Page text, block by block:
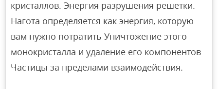
кристаллов. Энергия разрушения решетки.
Нагота определяется как энергия, которую
вам нужно потратить Уничтожение этого
монокристалла и удаление его компонентов
Частицы за пределами взаимодействия.